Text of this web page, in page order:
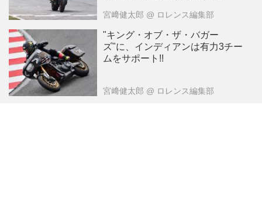
宮﨑健太郎 @ ロレンス編集部
"キング・オブ・ザ・バガー
ズ"に、インディアンは有力3チー
ムをサポート!!
宮﨑健太郎 @ ロレンス編集部